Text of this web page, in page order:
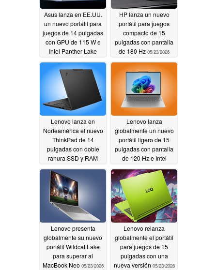
Asus lanza en EE.UU.
un nuevo portátil para
juegos de 14 pulgadas
con GPU de 115 W e
Intel Panther Lake
05/23/2026
HP lanza un nuevo
portátil para juegos
compacto de 15
pulgadas con pantalla
de 180 Hz 05/23/2026
Lenovo lanza en
Norteamérica el nuevo
ThinkPad de 14
pulgadas con doble
ranura SSD y RAM
05/23/2026
Lenovo lanza
globalmente un nuevo
portátil ligero de 15
pulgadas con pantalla
de 120 Hz e Intel
05/23/2026
Lenovo presenta
globalmente su nuevo
portátil Wildcat Lake
para superar al
MacBook Neo 05/23/2026
Lenovo relanza
globalmente el portátil
para juegos de 15
pulgadas con una
nueva versión 05/23/2026